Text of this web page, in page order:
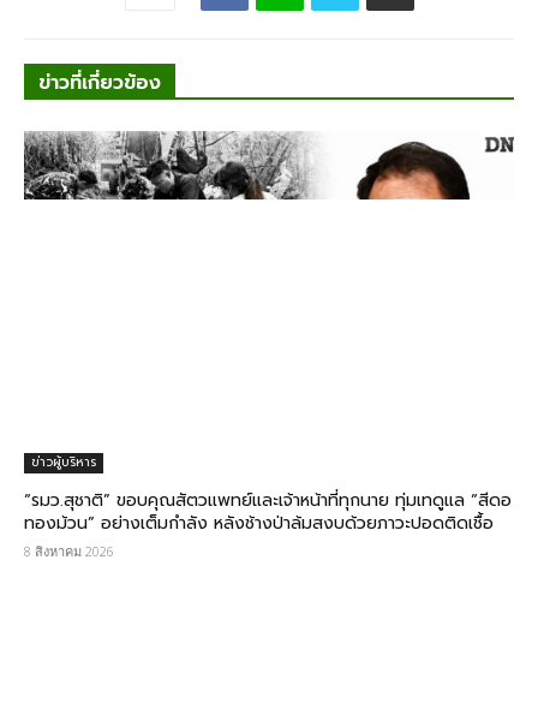
ข่าวที่เกี่ยวข้อง
ข่าวผู้บริหาร
“รมว.สุชาติ” ขอบคุณสัตวแพทย์และเจ้าหน้าที่ทุกนาย ทุ่มเทดูแล “สีดอ
ทองม้วน” อย่างเต็มกำลัง หลังช้างป่าล้มสงบด้วยภาวะปอดติดเชื้อ
8 สิงหาคม 2026